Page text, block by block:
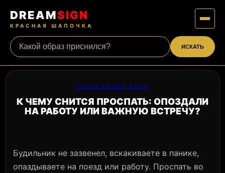
DREAMSIGN
КРАСНАЯ ШАПОЧКА
ИСКАТЬ
ТОЛКОВАНИЕ СНОВ
К ЧЕМУ СНИТСЯ ПРОСПАТЬ: ОПОЗДАЛИ
НА РАБОТУ ИЛИ ВАЖНУЮ ВСТРЕЧУ?
Будильник не зазвенел, вскакиваете в панике,
опаздываете на поезд или работу. Проспать во